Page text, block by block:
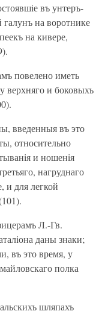
въ унтеръ-
на воротнике
на кивере,
повелено иметь
верхняго и боковыхъ
введенныя въ это
относительно
и ношенiя
нагруднаго
и для легкой
Л.-Гв.
даны знаки;
въ это время, у
полка
шляпахъ